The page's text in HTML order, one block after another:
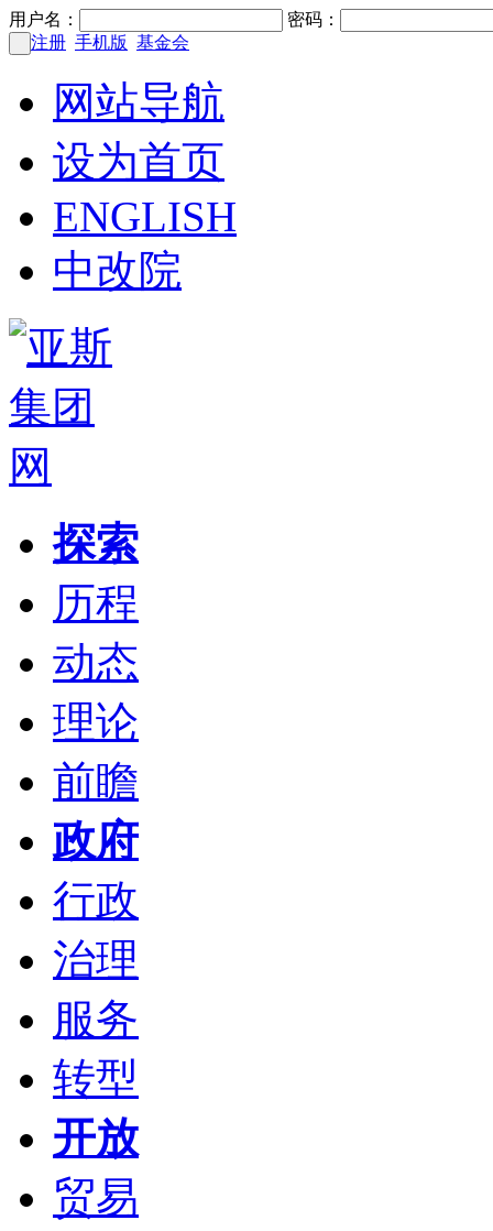
用户名：
密码：
注册 手机版 基金会
网站导航
设为首页
ENGLISH
中改院
探索
历程
动态
理论
前瞻
政府
行政
治理
服务
转型
开放
贸易